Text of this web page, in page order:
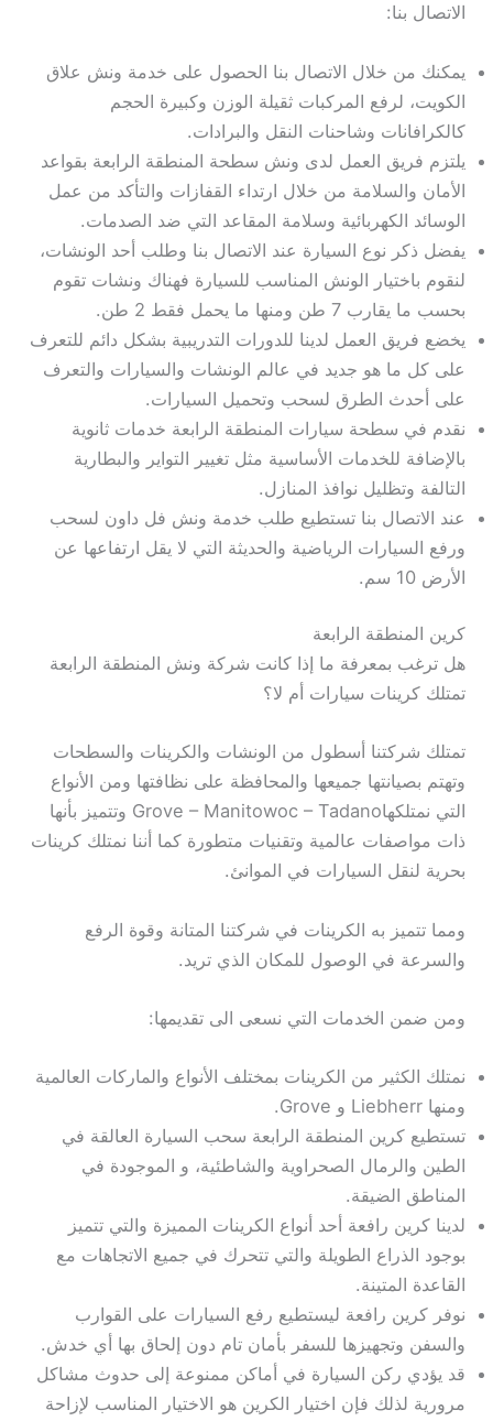
الاتصال بنا:
يمكنك من خلال الاتصال بنا الحصول على خدمة ونش علاق
الكويت، لرفع المركبات ثقيلة الوزن وكبيرة الحجم
كالكرافانات وشاحنات النقل والبرادات.
يلتزم فريق العمل لدى ونش سطحة المنطقة الرابعة بقواعد
الأمان والسلامة من خلال ارتداء القفازات والتأكد من عمل
الوسائد الكهربائية وسلامة المقاعد التي ضد الصدمات.
يفضل ذكر نوع السيارة عند الاتصال بنا وطلب أحد الونشات،
لنقوم باختيار الونش المناسب للسيارة فهناك ونشات تقوم
بحسب ما يقارب 7 طن ومنها ما يحمل فقط 2 طن.
يخضع فريق العمل لدينا للدورات التدريبية بشكل دائم للتعرف
على كل ما هو جديد في عالم الونشات والسيارات والتعرف
على أحدث الطرق لسحب وتحميل السيارات.
نقدم في سطحة سيارات المنطقة الرابعة خدمات ثانوية
بالإضافة للخدمات الأساسية مثل تغيير التواير والبطارية
التالفة وتظليل نوافذ المنازل.
عند الاتصال بنا تستطيع طلب خدمة ونش فل داون لسحب
ورفع السيارات الرياضية والحديثة التي لا يقل ارتفاعها عن
الأرض 10 سم.
كرين المنطقة الرابعة
هل ترغب بمعرفة ما إذا كانت شركة ونش المنطقة الرابعة
تمتلك كرينات سيارات أم لا؟
تمتلك شركتنا أسطول من الونشات والكرينات والسطحات
وتهتم بصيانتها جميعها والمحافظة على نظافتها ومن الأنواع
التي نمتلكهاGrove – Manitowoc – Tadano وتتميز بأنها
ذات مواصفات عالمية وتقنيات متطورة كما أننا نمتلك كرينات
بحرية لنقل السيارات في الموانئ.
ومما تتميز به الكرينات في شركتنا المتانة وقوة الرفع
والسرعة في الوصول للمكان الذي تريد.
ومن ضمن الخدمات التي نسعى الى تقديمها:
نمتلك الكثير من الكرينات بمختلف الأنواع والماركات العالمية
ومنها Liebherr و Grove.
تستطيع كرين المنطقة الرابعة سحب السيارة العالقة في
الطين والرمال الصحراوية والشاطئية، و الموجودة في
المناطق الضيقة.
لدينا كرين رافعة أحد أنواع الكرينات المميزة والتي تتميز
بوجود الذراع الطويلة والتي تتحرك في جميع الاتجاهات مع
القاعدة المتينة.
نوفر كرين رافعة ليستطيع رفع السيارات على القوارب
والسفن وتجهيزها للسفر بأمان تام دون إلحاق بها أي خدش.
قد يؤدي ركن السيارة في أماكن ممنوعة إلى حدوث مشاكل
مرورية لذلك فإن اختيار الكرين هو الاختيار المناسب لإزاحة